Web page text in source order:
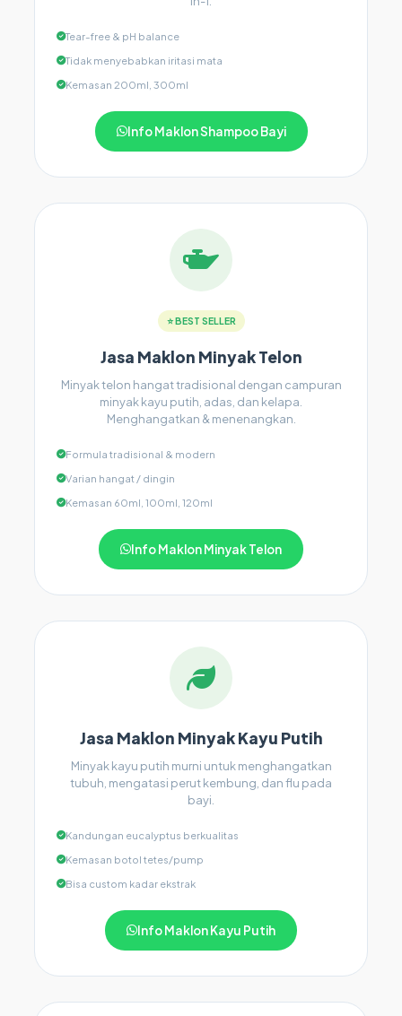
Tear-free & pH balance
Tidak menyebabkan iritasi mata
Kemasan 200ml, 300ml
Info Maklon Shampoo Bayi
⭐ BEST SELLER
Jasa Maklon Minyak Telon
Minyak telon hangat tradisional dengan campuran
minyak kayu putih, adas, dan kelapa.
Menghangatkan & menenangkan.
Formula tradisional & modern
Varian hangat / dingin
Kemasan 60ml, 100ml, 120ml
Info Maklon Minyak Telon
Jasa Maklon Minyak Kayu Putih
Minyak kayu putih murni untuk menghangatkan
tubuh, mengatasi perut kembung, dan flu pada
bayi.
Kandungan eucalyptus berkualitas
Kemasan botol tetes/pump
Bisa custom kadar ekstrak
Info Maklon Kayu Putih